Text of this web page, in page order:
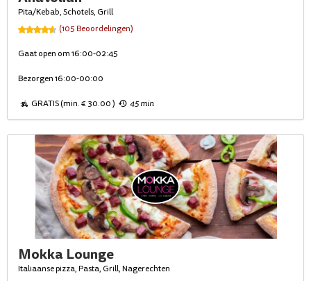
Pita/Kebab, Schotels, Grill
(105 Beoordelingen)
Gaat open om 16:00-02:45
Bezorgen 16:00-00:00
GRATIS (min. € 30.00 ) 45 min
Mokka Lounge
Italiaanse pizza, Pasta, Grill, Nagerechten